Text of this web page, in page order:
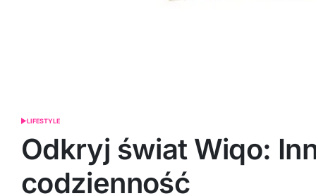
POSTED
LIFESTYLE
Odkryj świat Wiqo:
codzienność